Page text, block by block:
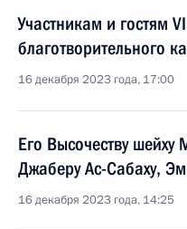
Участникам и гостям
благотворительного
16 декабря 2023 года, 17:00
Его Высочеству
Джаберу Ас-Сабаху,
16 декабря 2023 года, 14:25